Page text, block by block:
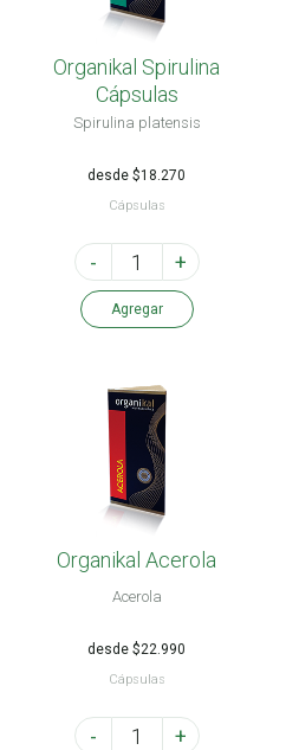
Organikal Spirulina
Cápsulas
Spirulina platensis
desde $18.270
Cápsulas
- +
Agregar
Organikal Acerola
Acerola
desde $22.990
Cápsulas
- +